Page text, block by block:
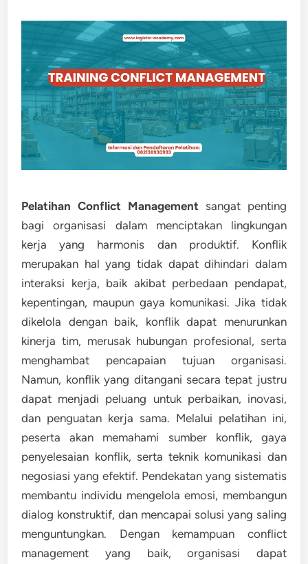
Pelatihan Conflict Management sangat penting
bagi organisasi dalam menciptakan lingkungan
kerja yang harmonis dan produktif. Konflik
merupakan hal yang tidak dapat dihindari dalam
interaksi kerja, baik akibat perbedaan pendapat,
kepentingan, maupun gaya komunikasi. Jika tidak
dikelola dengan baik, konflik dapat menurunkan
kinerja tim, merusak hubungan profesional, serta
menghambat pencapaian tujuan organisasi.
Namun, konflik yang ditangani secara tepat justru
dapat menjadi peluang untuk perbaikan, inovasi,
dan penguatan kerja sama. Melalui pelatihan ini,
peserta akan memahami sumber konflik, gaya
penyelesaian konflik, serta teknik komunikasi dan
negosiasi yang efektif. Pendekatan yang sistematis
membantu individu mengelola emosi, membangun
dialog konstruktif, dan mencapai solusi yang saling
menguntungkan. Dengan kemampuan conflict
management yang baik, organisasi dapat